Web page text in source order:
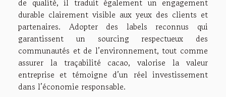
durable clairement visible aux yeux des clients et
partenaires. Adopter des labels reconnus qui
garantissent un sourcing respectueux des
communautés et de l’environnement, tout comme
assurer la traçabilité cacao, valorise la valeur
entreprise et témoigne d’un réel investissement
dans l’économie responsable.